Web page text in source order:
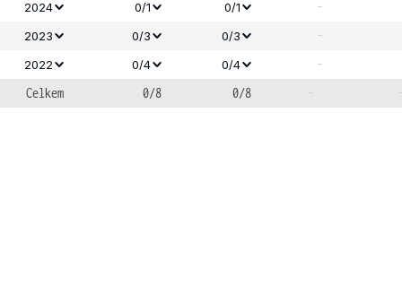
2024 0/1 0/1 -
2023 0/3 0/3 -
2022 0/4 0/4
-
Celkem
0/8 0/8 -